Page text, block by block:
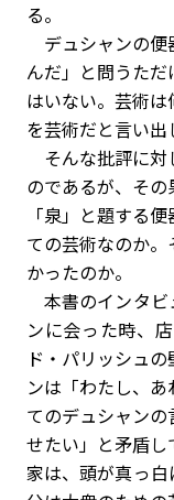
る。
デュシャンの便
んだ」と問うた
はいない。芸術
を芸術だと言い出
そんな批評に対
のであるが、そ
「泉」と題する
ての芸術なのか
かったのか。
本書のインタビ
ンに会った時、
ド・パリッシュ
ンは「わたし、
てのデュシャン
せたい」と矛盾
家は、頭が真っ